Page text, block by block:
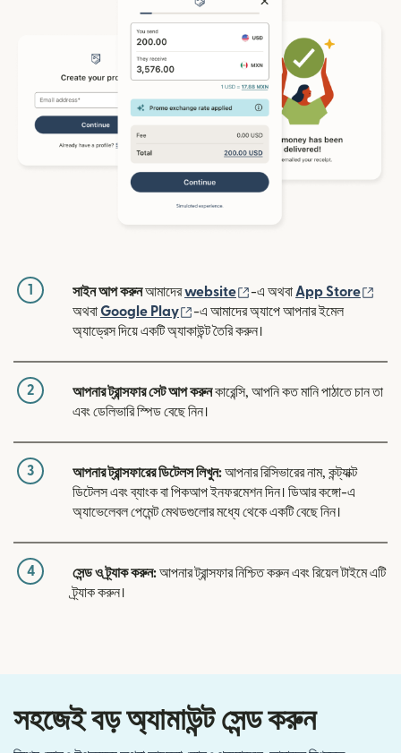
1 সাইন আপ করুনআমাদেরwebsite (নতুন উইন্ডোতে খুলবে)
-এ অথবা App Store
অথবাGoogle Play (নতুন উইন্ডোতে খুলবে)
-এ আমাদের অ্যাপে আপনার ইমেল
অ্যাড্রেস দিয়ে একটি অ্যাকাউন্ট তৈরি করুন।
2 আপনার ট্রান্সফার সেট আপ করুনকারেন্সি, আপনি কত মানি পাঠাতে চান তা
এবং ডেলিভারি স্পিড বেছে নিন।
3 আপনার ট্রান্সফারের ডিটেলস লিখুন:আপনার রিসিভারের নাম, কন্ট্যাক্ট
ডিটেলস এবং ব্যাংক বা পিকআপ ইনফরমেশন দিন। ডিআর কঙ্গো-এ
অ্যাভেলেবল পেমেন্ট মেথডগুলোর মধ্যে থেকে একটি বেছে নিন।
4 সেন্ড ও ট্র্যাক করুন:আপনার ট্রান্সফার নিশ্চিত করুন এবং রিয়েল টাইমে এটি
ট্র্যাক করুন।
সহজেই বড় অ্যামাউন্ট সেন্ড করুন